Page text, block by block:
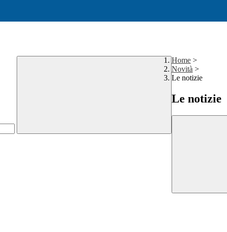
Home >
Novità >
Le notizie
Le notizie